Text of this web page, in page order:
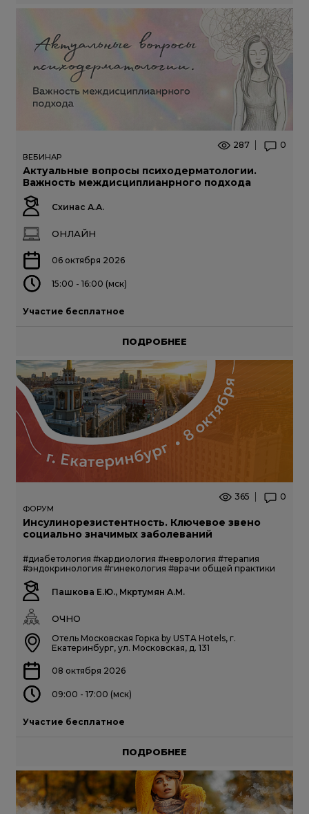
287 0
ВЕБИНАР
Актуальные вопросы психодерматологии.
Важность междисциплианрного подхода
Схинас А.А.
ОНЛАЙН
06 октября 2026
15:00 - 16:00 (мск)
Участие бесплатное
ПОДРОБНЕЕ
365 0
ФОРУМ
Инсулинорезистентность. Ключевое звено
социально значимых заболеваний
#диабетология #кардиология #неврология #терапия
#эндокринология #гинекология #врачи общей практики
Пашкова Е.Ю., Мкртумян А.М.
ОЧНО
Отель Московская Горка by USTA Hotels, г.
Екатеринбург, ул. Московская, д. 131
08 октября 2026
09:00 - 17:00 (мск)
Участие бесплатное
ПОДРОБНЕЕ